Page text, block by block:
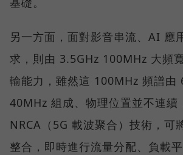
另一方面，面對影音串流、AI 應
求，則由 3.5GHz 100MHz 大頻
輸能力，雖然這 100MHz 頻譜由
40MHz 組成、物理位置並不連續
NRCA（5G 載波聚合）技術，可
整合，即時進行流量分配、負載